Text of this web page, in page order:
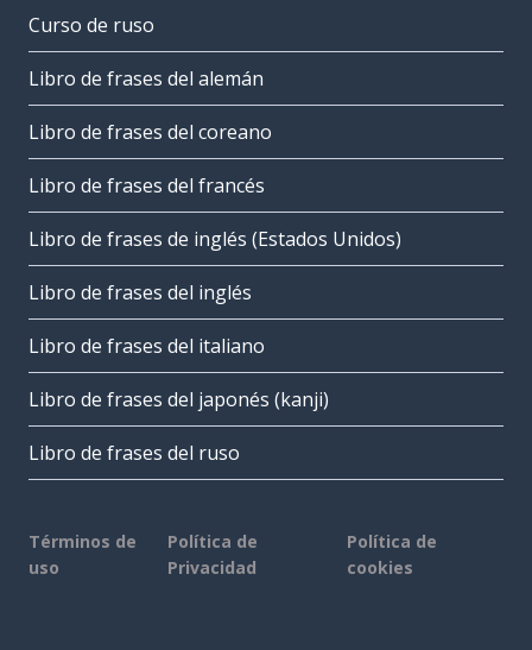
Curso de ruso
Libro de frases del alemán
Libro de frases del coreano
Libro de frases del francés
Libro de frases de inglés (Estados Unidos)
Libro de frases del inglés
Libro de frases del italiano
Libro de frases del japonés (kanji)
Libro de frases del ruso
Términos de
uso
Política de
Privacidad
Política de
cookies